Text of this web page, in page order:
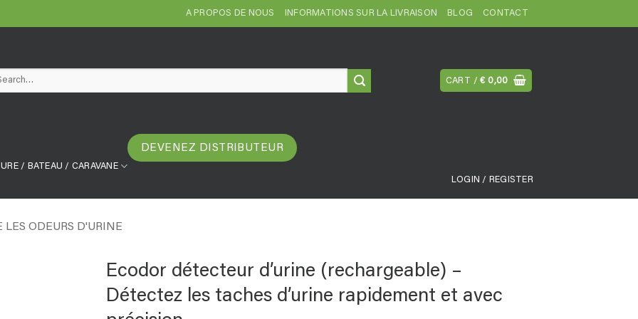
A PROPOS DE NOUS INFORMATIONS SUR LA LIVRAISON BLOG CONTACT
CART /€ 0,00
/ BATEAU / CARAVANE
DEVENEZ DISTRIBUTEUR
LOGIN / REGISTER
ODEURS D'URINE
Ecodor détecteur d’urine (rechargeable) –
Détectez les taches d’urine rapidement et avec